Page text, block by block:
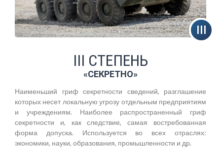
III СТЕПЕНЬ
«СЕКРЕТНО»
Наименьший гриф секретности сведений, разглашение
которых несет локальную угрозу отдельным предприятиям
и учреждениям. Наиболее распространенный гриф
секретности и, как следствие, самая востребованная
форма допуска. Используется во всех отраслях:
экономики, науки, образования, промышленности и др.